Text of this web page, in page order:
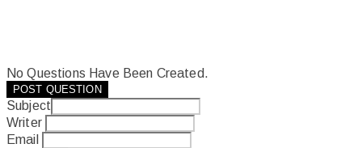
No Questions Have Been Created.
POST QUESTION
Subject
Writer
Email